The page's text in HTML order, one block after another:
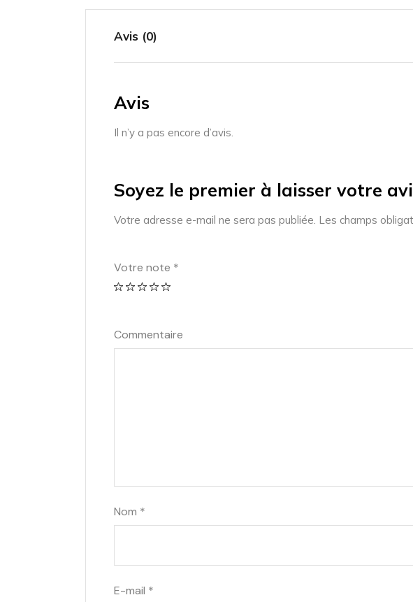
Avis (0)
Avis
Il n’y a pas encore d’avis.
Soyez le premier à laisser votre
Votre adresse e-mail ne sera pas publiée. Les champs
Votre note *
Commentaire
Nom *
E-mail *